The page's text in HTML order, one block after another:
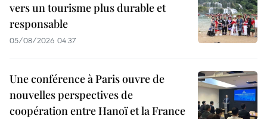
vers un tourisme plus durable et
responsable
05/08/2026 04:37
Une conférence à Paris ouvre de
nouvelles perspectives de
coopération entre Hanoï et la France